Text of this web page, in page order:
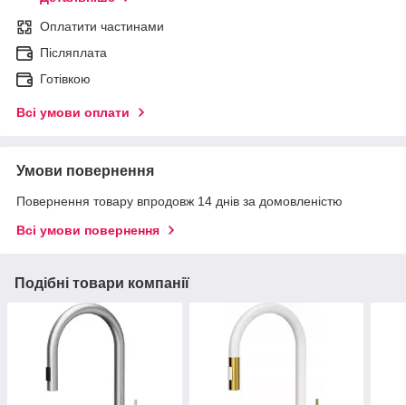
Оплатити частинами
Післяплата
Готівкою
Всі умови оплати
Умови повернення
Повернення товару впродовж 14 днів за домовленістю
Всі умови повернення
Подібні товари компанії